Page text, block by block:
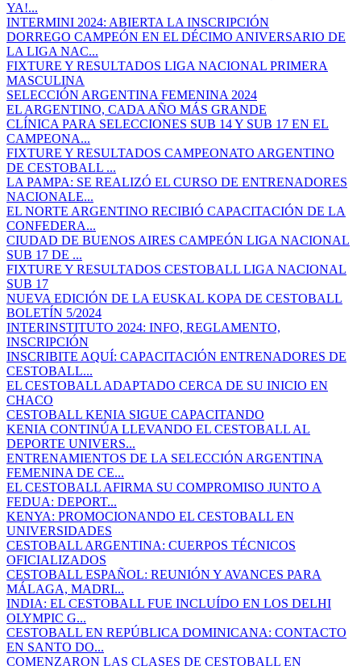
YA!...
INTERMINI 2024: ABIERTA LA INSCRIPCIÓN
DORREGO CAMPEÓN EN EL DÉCIMO ANIVERSARIO DE
LA LIGA NAC...
FIXTURE Y RESULTADOS LIGA NACIONAL PRIMERA
MASCULINA
SELECCIÓN ARGENTINA FEMENINA 2024
EL ARGENTINO, CADA AÑO MÁS GRANDE
CLÍNICA PARA SELECCIONES SUB 14 Y SUB 17 EN EL
CAMPEONA...
FIXTURE Y RESULTADOS CAMPEONATO ARGENTINO
DE CESTOBALL ...
LA PAMPA: SE REALIZÓ EL CURSO DE ENTRENADORES
NACIONALE...
EL NORTE ARGENTINO RECIBIÓ CAPACITACIÓN DE LA
CONFEDERA...
CIUDAD DE BUENOS AIRES CAMPEÓN LIGA NACIONAL
SUB 17 DE ...
FIXTURE Y RESULTADOS CESTOBALL LIGA NACIONAL
SUB 17
NUEVA EDICIÓN DE LA EUSKAL KOPA DE CESTOBALL
BOLETÍN 5/2024
INTERINSTITUTO 2024: INFO, REGLAMENTO,
INSCRIPCIÓN
INSCRIBITE AQUÍ: CAPACITACIÓN ENTRENADORES DE
CESTOBALL...
EL CESTOBALL ADAPTADO CERCA DE SU INICIO EN
CHACO
CESTOBALL KENIA SIGUE CAPACITANDO
KENIA CONTINÚA LLEVANDO EL CESTOBALL AL
DEPORTE UNIVERS...
ENTRENAMIENTOS DE LA SELECCIÓN ARGENTINA
FEMENINA DE CE...
EL CESTOBALL AFIRMA SU COMPROMISO JUNTO A
FEDUA: DEPORT...
KENYA: PROMOCIONANDO EL CESTOBALL EN
UNIVERSIDADES
CESTOBALL ARGENTINA: CUERPOS TÉCNICOS
OFICIALIZADOS
CESTOBALL ESPAÑOL: REUNIÓN Y AVANCES PARA
MÁLAGA, MADRI...
INDIA: EL CESTOBALL FUE INCLUÍDO EN LOS DELHI
OLYMPIC G...
CESTOBALL EN REPÚBLICA DOMINICANA: CONTACTO
EN SANTO DO...
COMENZARON LAS CLASES DE CESTOBALL EN